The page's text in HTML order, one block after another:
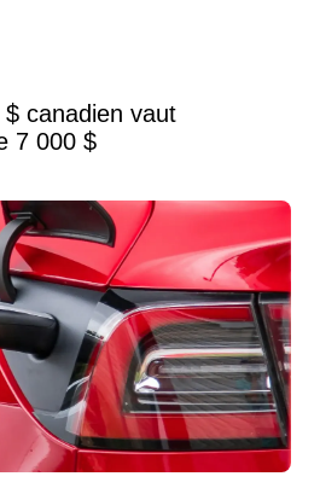
canadien vaut
7 000 $